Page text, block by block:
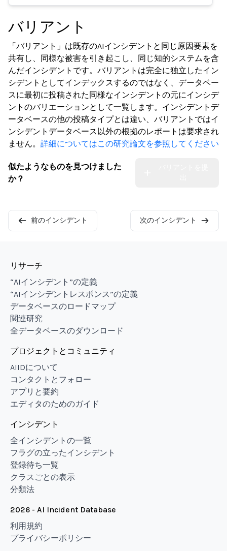
バリアント
「バリアント」は既存のAIインシデントと同じ原因要素を
共有し、同様な被害を引き起こし、同じ知的システムを含
んだインシデントです。バリアントは完全に独立したイン
シデントとしてインデックスするのではなく、データベー
スに最初に投稿された同様なインシデントの元にインシデ
ントのバリエーションとして一覧します。インシデントデ
ータベースの他の投稿タイプとは違い、バリアントではイ
ンシデントデータベース以外の根拠のレポートは要求され
ません。 詳細についてはこの研究論文を参照してください
似たようなものを見つけました
か？
前のインシデント 次のインシデント
リサーチ
“AIインシデント”の定義
“AIインシデントレスポンス”の定義
データベースのロードマップ
関連研究
全データベースのダウンロード
プロジェクトとコミュニティ
AIIDについて
コンタクトとフォロー
アプリと要約
エディタのためのガイド
インシデント
全インシデントの一覧
フラグの立ったインシデント
登録待ち一覧
クラスごとの表示
分類法
2026 - AI Incident Database
利用規約
プライバシーポリシー